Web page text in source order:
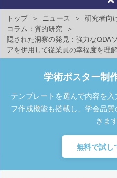
トップ ニュース
研究者向
コラム：質的研究
隠された洞察の発見：強力なQDA
アを併用して従業員の幸福度を理
学術ポスター制
テンプレートを選んで内容を
フ作成機能も搭載し、学会品
きます
無料で試